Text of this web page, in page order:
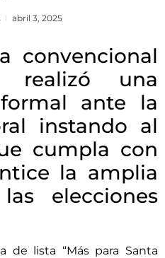
abril 3, 2025
convencional
realizó una
ante la
instando al
cumpla con
la amplia
elecciones
de lista “Más para Santa